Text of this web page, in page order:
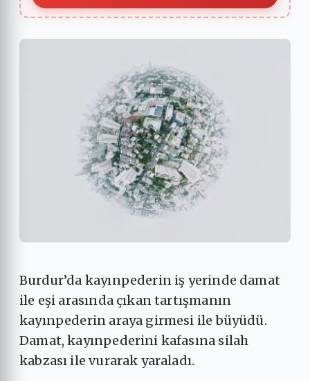
Burdur’da kayınpederin iş yerinde damat
ile eşi arasında çıkan tartışmanın
kayınpederin araya girmesi ile büyüdü.
Damat, kayınpederini kafasına silah
kabzası ile vurarak yaraladı.